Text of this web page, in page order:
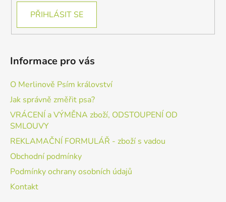
PŘIHLÁSIT SE
Informace pro vás
O Merlinově Psím království
Jak správně změřit psa?
VRÁCENÍ a VÝMĚNA zboží, ODSTOUPENÍ OD
SMLOUVY
REKLAMAČNÍ FORMULÁŘ - zboží s vadou
Obchodní podmínky
Podmínky ochrany osobních údajů
Kontakt